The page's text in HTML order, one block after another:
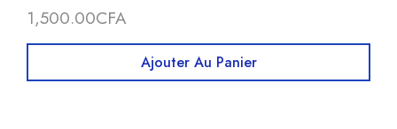
1,500.00CFA
Ajouter Au Panier